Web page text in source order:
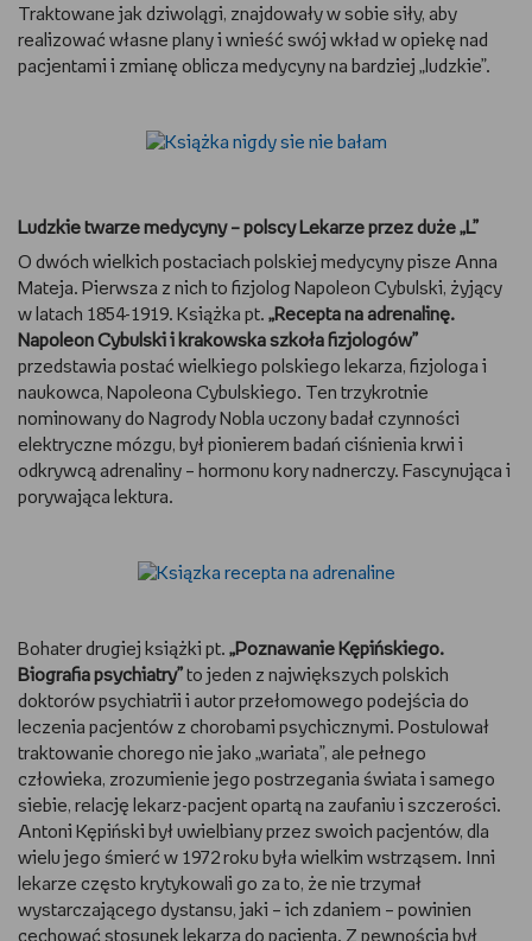
Traktowane jak dziwolągi, znajdowały w sobie siły, aby
realizować własne plany i wnieść swój wkład w opiekę nad
pacjentami i zmianę oblicza medycyny na bardziej „ludzkie”.
Ludzkie twarze medycyny – polscy Lekarze przez duże „L”
O dwóch wielkich postaciach polskiej medycyny pisze Anna
Mateja. Pierwsza z nich to fizjolog Napoleon Cybulski, żyjący
w latach 1854-1919. Książka pt. „Recepta na adrenalinę.
Napoleon Cybulski i krakowska szkoła fizjologów”
przedstawia postać wielkiego polskiego lekarza, fizjologa i
naukowca, Napoleona Cybulskiego. Ten trzykrotnie
nominowany do Nagrody Nobla uczony badał czynności
elektryczne mózgu, był pionierem badań ciśnienia krwi i
odkrywcą adrenaliny – hormonu kory nadnerczy. Fascynująca i
porywająca lektura.
Bohater drugiej książki pt. „Poznawanie Kępińskiego.
Biografia psychiatry” to jeden z największych polskich
doktorów psychiatrii i autor przełomowego podejścia do
leczenia pacjentów z chorobami psychicznymi. Postulował
traktowanie chorego nie jako „wariata”, ale pełnego
człowieka, zrozumienie jego postrzegania świata i samego
siebie, relację lekarz-pacjent opartą na zaufaniu i szczerości.
Antoni Kępiński był uwielbiany przez swoich pacjentów, dla
wielu jego śmierć w 1972 roku była wielkim wstrząsem. Inni
lekarze często krytykowali go za to, że nie trzymał
wystarczającego dystansu, jaki – ich zdaniem – powinien
cechować stosunek lekarza do pacjenta. Z pewnością był